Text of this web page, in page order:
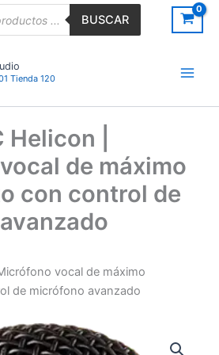
BUSCAR
Tienda 120
|
de máximo
con control de
vocal de máximo
de micrófono avanzado